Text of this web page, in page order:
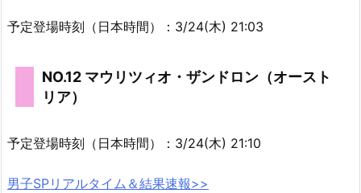
予定登場時刻（日本時間）：3/24(木) 21:03
NO.12 マウリツィオ・ザンドロン（オースト
リア）
予定登場時刻（日本時間）：3/24(木) 21:10
男子SPリアルタイム＆結果速報>>